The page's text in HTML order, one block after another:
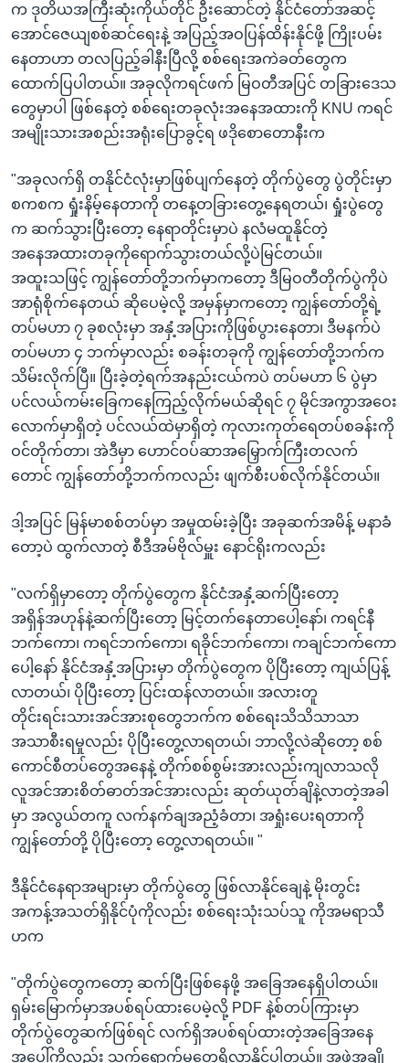
က ဒုတိယအကြီးဆုံးကိုယ်တိုင် ဦးဆောင်တဲ့ နိုင်ငံတော်အဆင့်
အောင်ဇေယျစစ်ဆင်ရေးနဲ့ အပြည့်အဝပြန်ထိန်းနိုင်ဖို့ ကြိုးပမ်း
နေတာဟာ တလပြည့်ခါနီးပြီလို့ စစ်ရေးအကဲခတ်တွေက
ထောက်ပြပါတယ်။ အခုလိုကရင်ဖက် မြဝတီအပြင် တခြားဒေသ
တွေမှာပါ ဖြစ်နေတဲ့ စစ်ရေးတခုလုံးအနေအထားကို KNU ကရင်
အမျိုးသားအစည်းအရုံးပြောခွင့်ရ ဖဒိုစောတောနီးက
"အခုလက်ရှိ တနိုင်ငံလုံးမှာဖြစ်ပျက်နေတဲ့ တိုက်ပွဲတွေ ပွဲတိုင်းမှာ
စကစက ရှုံးနိမ့်နေတာကို တနေ့တခြားတွေ့နေရတယ်၊ ရှုံးပွဲတွေ
က ဆက်သွားပြီးတော့ နေရာတိုင်းမှာပဲ နလံမထူနိုင်တဲ့
အနေအထားတခုကိုရောက်သွားတယ်လို့ပဲမြင်တယ်။
အထူးသဖြင့် ကျွန်တော်တို့ဘက်မှာကတော့ ဒီမြဝတီတိုက်ပွဲကိုပဲ
အာရုံစိုက်နေတယ် ဆိုပေမဲ့လို့ အမှန်မှာကတော့ ကျွန်တော်တို့ရဲ့
တပ်မဟာ ၇ ခုစလုံးမှာ အနှံ့အပြားကိုဖြစ်ပွားနေတာ၊ ဒီမနက်ပဲ
တပ်မဟာ ၄ ဘက်မှာလည်း စခန်းတခုကို ကျွန်တော်တို့ဘက်က
သိမ်းလိုက်ပြီ။ ပြီးခဲ့တဲ့ရက်အနည်းငယ်ကပဲ တပ်မဟာ ၆ ပွဲမှာ
ပင်လယ်ကမ်းခြေကနေကြည့်လိုက်မယ်ဆိုရင် ၇ မိုင်အကွာအဝေး
လောက်မှာရှိတဲ့ ပင်လယ်ထဲမှာရှိတဲ့ ကုလားကုတ်ရေတပ်စခန်းကို
ဝင်တိုက်တာ၊ အဲဒီမှာ ဟောင်ဝပ်ဆာအမြှောက်ကြီးတလက်
တောင် ကျွန်တော်တို့ဘက်ကလည်း ဖျက်စီးပစ်လိုက်နိုင်တယ်။
ဒါ့အပြင် မြန်မာစစ်တပ်မှာ အမှုထမ်းခဲ့ပြီး အခုဆက်အမိန့် မနာခံ
တော့ပဲ ထွက်လာတဲ့ စီဒီအမ်ဗိုလ်မှူး နောင်ရိုးကလည်း
"လက်ရှိမှာတော့ တိုက်ပွဲတွေက နိုင်ငံအနှံ့ဆက်ပြီးတော့
အရှိန်အဟုန်နဲ့ဆက်ပြီးတော့ မြင့်တက်နေတာပေါ့နော်၊ ကရင်နီ
ဘက်ကော၊ ကရင်ဘက်ကော၊ ရခိုင်ဘက်ကော၊ ကချင်ဘက်ကော
ပေါ့နော် နိုင်ငံအနှံ့အပြားမှာ တိုက်ပွဲတွေက ပိုပြီးတော့ ကျယ်ပြန့်
လာတယ်၊ ပိုပြီးတော့ ပြင်းထန်လာတယ်။ အလားတူ
တိုင်းရင်းသားအင်အားစုတွေဘက်က စစ်ရေးသိသိသာသာ
အသာစီးရမှုလည်း ပိုပြီးတွေ့လာရတယ်၊ ဘာလို့လဲဆိုတော့ စစ်
ကောင်စီတပ်တွေအနေနဲ့ တိုက်စစ်စွမ်းအားလည်းကျလာသလို
လူအင်အားစိတ်ဓာတ်အင်အားလည်း ဆုတ်ယုတ်ချိနဲ့လာတဲ့အခါ
မှာ အလွယ်တကူ လက်နက်ချအညံ့ခံတာ၊ အရှုံးပေးရတာကို
ကျွန်တော်တို့ ပိုပြီးတော့ တွေ့လာရတယ်။ "
ဒီနိုင်ငံနေရာအများမှာ တိုက်ပွဲတွေ ဖြစ်လာနိုင်ချေနဲ့ မိုးတွင်း
အကန့်အသတ်ရှိနိုင်ပုံကိုလည်း စစ်ရေးသုံးသပ်သူ ကိုအမရာသီ
ဟက
"တိုက်ပွဲတွေကတော့ ဆက်ပြီးဖြစ်နေဖို့ အခြေအနေရှိပါတယ်။
ရှမ်းမြောက်မှာအပစ်ရပ်ထားပေမဲ့လို့ PDF နဲ့စ်တပ်ကြားမှာ
တိုက်ပွဲတွေဆက်ဖြစ်ရင် လက်ရှိအပစ်ရပ်ထားတဲ့အခြေအနေ
အပေါ်ကိုလည်း သက်ရောက်မှုတွေရှိလာနိုင်ပါတယ်။ အဖွဲ့အချို့